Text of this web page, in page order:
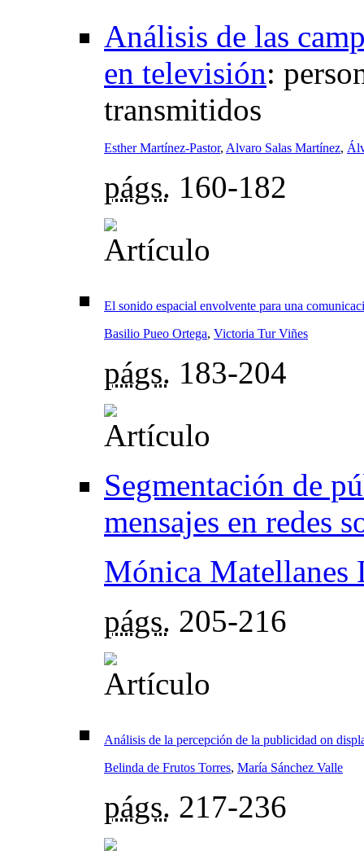
Análisis de las
en televisión:
transmitidos
Esther Martínez-Pastor, Alvaro Salas Martínez,
págs. 160-182
El sonido espacial envolvente para una
Basilio Pueo Ortega, Victoria Tur Viñes
págs. 183-204
Segmentación de
mensajes en redes
Mónica Matellanes
págs. 205-216
Análisis de la percepción de la publicidad on
Belinda de Frutos Torres, María Sánchez Valle
págs. 217-236